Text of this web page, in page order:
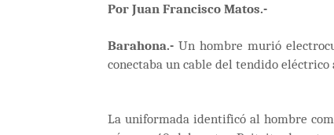
Por Juan Francisco Matos.-
Barahona.- Un hombre murió
conectaba un cable del tendido
La uniformada identificó al hombre